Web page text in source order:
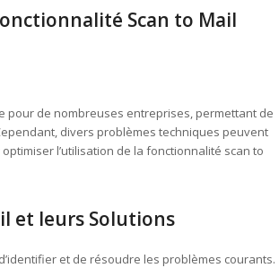
Scan to Mail
pour de nombreuses entreprises, permettant de
divers problèmes techniques peuvent
l’utilisation de la fonctionnalité scan to
et leurs Solutions
et de résoudre les problèmes courants.